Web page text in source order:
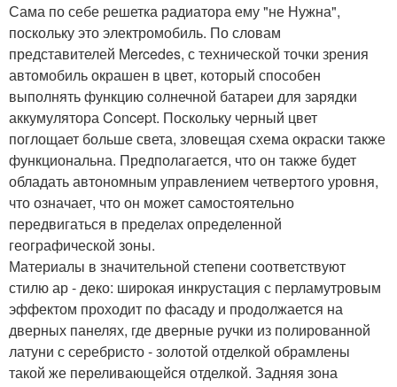
Сама по себе решетка радиатора ему "не Нужна",
поскольку это электромобиль. По словам
представителей Mercedes, с технической точки зрения
автомобиль окрашен в цвет, который способен
выполнять функцию солнечной батареи для зарядки
аккумулятора Concept. Поскольку черный цвет
поглощает больше света, зловещая схема окраски также
функциональна. Предполагается, что он также будет
обладать автономным управлением четвертого уровня,
что означает, что он может самостоятельно
передвигаться в пределах определенной
географической зоны.
Материалы в значительной степени соответствуют
стилю ар - деко: широкая инкрустация с перламутровым
эффектом проходит по фасаду и продолжается на
дверных панелях, где дверные ручки из полированной
латуни с серебристо - золотой отделкой обрамлены
такой же переливающейся отделкой. Задняя зона